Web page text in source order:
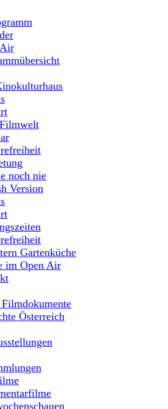
noch nie
Version
Gartenküche
im Open Air
Österreich